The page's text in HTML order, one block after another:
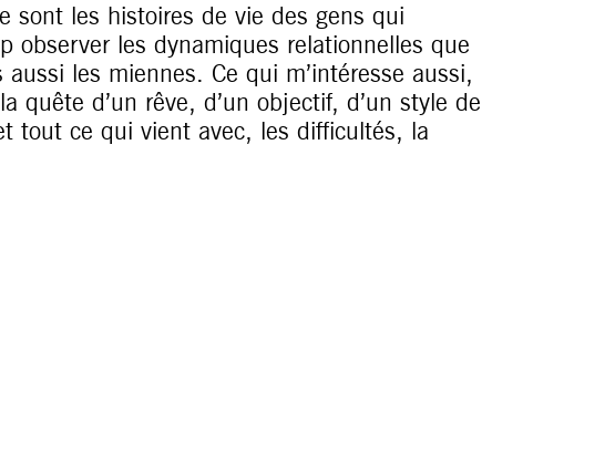
sont les histoires de vie des gens qui
observer les dynamiques relationnelles que
les miennes. Ce qui m’intéresse aussi,
quête d’un rêve, d’un objectif, d’un style de
tout ce qui vient avec, les difficultés, la